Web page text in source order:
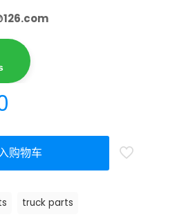
购物车
truck parts